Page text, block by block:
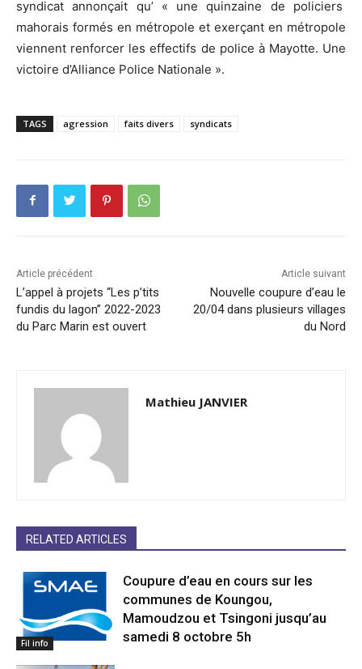
syndicat annonçait qu’ « une quinzaine de policiers
mahorais formés en métropole et exerçant en métropole
viennent renforcer les effectifs de police à Mayotte. Une
victoire d’Alliance Police Nationale ».
TAGS agression faits divers syndicats
Article précédent
L’appel à projets “Les p’tits
fundis du lagon” 2022-2023
du Parc Marin est ouvert
Article suivant
Nouvelle coupure d’eau le
20/04 dans plusieurs villages
du Nord
Mathieu JANVIER
RELATED ARTICLES
Fil info
Coupure d’eau en cours sur les
communes de Koungou,
Mamoudzou et Tsingoni jusqu’au
samedi 8 octobre 5h